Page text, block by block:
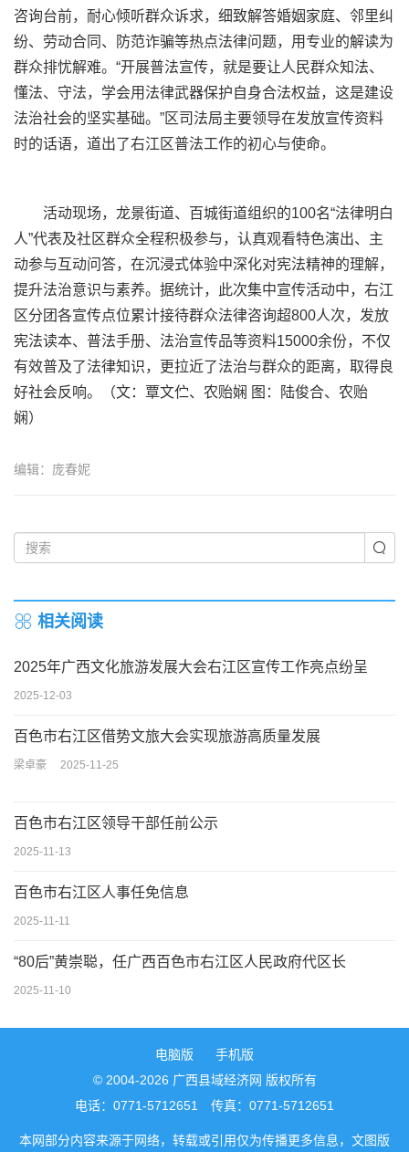
咨询台前，耐心倾听群众诉求，细致解答婚姻家庭、邻里纠
纷、劳动合同、防范诈骗等热点法律问题，用专业的解读为
群众排忧解难。“开展普法宣传，就是要让人民群众知法、
懂法、守法，学会用法律武器保护自身合法权益，这是建设
法治社会的坚实基础。”区司法局主要领导在发放宣传资料
时的话语，道出了右江区普法工作的初心与使命。
活动现场，龙景街道、百城街道组织的100名“法律明白
人”代表及社区群众全程积极参与，认真观看特色演出、主
动参与互动问答，在沉浸式体验中深化对宪法精神的理解，
提升法治意识与素养。据统计，此次集中宣传活动中，右江
区分团各宣传点位累计接待群众法律咨询超800人次，发放
宪法读本、普法手册、法治宣传品等资料15000余份，不仅
有效普及了法律知识，更拉近了法治与群众的距离，取得良
好社会反响。（文：覃文伫、农贻娴 图：陆俊合、农贻
娴）
编辑：庞春妮
相关阅读
2025年广西文化旅游发展大会右江区宣传工作亮点纷呈
2025-12-03
百色市右江区借势文旅大会实现旅游高质量发展
梁卓豪 2025-11-25
百色市右江区领导干部任前公示
2025-11-13
百色市右江区人事任免信息
2025-11-11
“80后”黄崇聪，任广西百色市右江区人民政府代区长
2025-11-10
电脑版
手机版
© 2004-2026 广西县域经济网 版权所有
电话：0771-5712651 传真：0771-5712651
本网部分内容来源于网络，转载或引用仅为传播更多信息，文图版